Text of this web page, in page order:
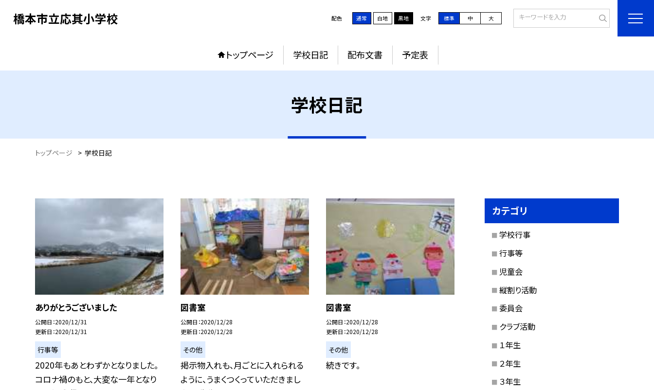
橋本市立応其小学校 配色 通常 白地 黒地 文字 標準 中 大
トップページ 学校日記 配布文書 予定表
学校日記
トップページ > 学校日記
ありがとうございました
公開日 2020/12/31
更新日 2020/12/31
行事等
2020年もあとわずかとなりました。
コロナ禍のもと、大変な一年となり
図書室
公開日 2020/12/28
更新日 2020/12/28
その他
掲示物入れも、月ごとに入れられる
ように、うまくつくっていただきまし
図書室
公開日 2020/12/28
更新日 2020/12/28
その他
続きです。
カテゴリ
学校行事
行事等
児童会
縦割り活動
委員会
クラブ活動
１年生
２年生
３年生